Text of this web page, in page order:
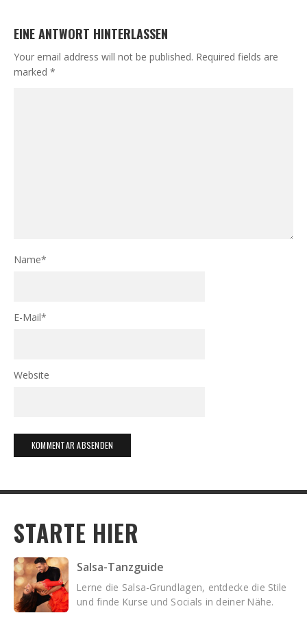
EINE ANTWORT HINTERLASSEN
Your email address will not be published. Required fields are
marked *
Name*
E-Mail*
Website
STARTE HIER
Salsa-Tanzguide
Lerne die Salsa-Grundlagen, entdecke die Stile
und finde Kurse und Socials in deiner Nähe.